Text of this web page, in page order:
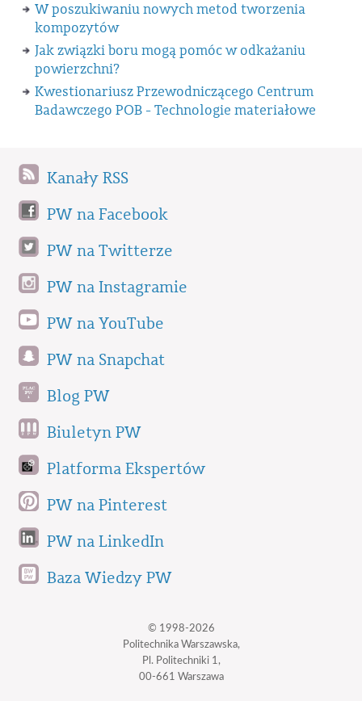
W poszukiwaniu nowych metod tworzenia
kompozytów
Jak związki boru mogą pomóc w odkażaniu
powierzchni?
Kwestionariusz Przewodniczącego Centrum
Badawczego POB - Technologie materiałowe
Kanały RSS
PW na Facebook
PW na Twitterze
PW na Instagramie
PW na YouTube
PW na Snapchat
Blog PW
Biuletyn PW
Platforma Ekspertów
PW na Pinterest
PW na LinkedIn
Baza Wiedzy PW
© 1998-2026
Politechnika Warszawska,
Pl. Politechniki 1,
00-661 Warszawa